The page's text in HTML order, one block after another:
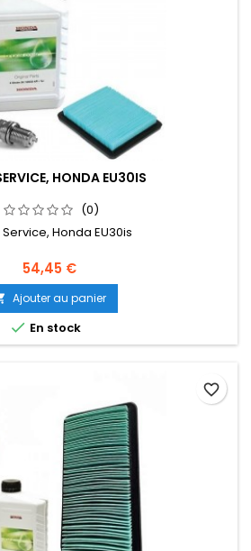
HONDA EU30IS
(0)
Service, Honda EU30is
Prix
54,45 €
Ajouter au panier
 En stock
favorite_border